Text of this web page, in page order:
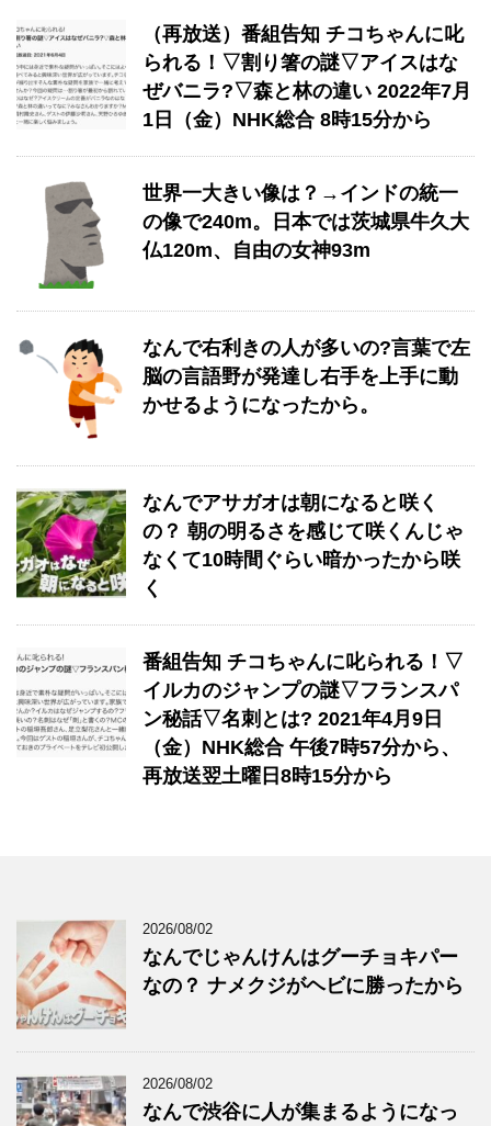
（再放送）番組告知 チコちゃんに叱
られる！▽割り箸の謎▽アイスはな
ぜバニラ?▽森と林の違い 2022年7月
1日（金）NHK総合 8時15分から
世界一大きい像は？→インドの統一
の像で240m。日本では茨城県牛久大
仏120m、自由の女神93m
なんで右利きの人が多いの?言葉で左
脳の言語野が発達し右手を上手に動
かせるようになったから。
なんでアサガオは朝になると咲く
の？ 朝の明るさを感じて咲くんじゃ
なくて10時間ぐらい暗かったから咲
く
番組告知 チコちゃんに叱られる！▽
イルカのジャンプの謎▽フランスパ
ン秘話▽名刺とは? 2021年4月9日
（金）NHK総合 午後7時57分から、
再放送翌土曜日8時15分から
2026/08/02
なんでじゃんけんはグーチョキパー
なの？ ナメクジがヘビに勝ったから
2026/08/02
なんで渋谷に人が集まるようになっ